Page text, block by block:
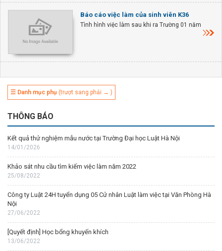
Báo cáo việc làm của sinh viên K36
Tình hình việc làm sau khi ra Trường 01 năm
☰ Danh mục phụ (trượt sang phải → )
THÔNG BÁO
Kết quả thử nghiệm mẫu nước tại Trường Đại học Luật Hà Nội
14/01/2026
Khảo sát nhu cầu tìm kiếm việc làm năm 2022
25/08/2022
Công ty Luật 24H tuyển dụng 05 Cử nhân Luật làm việc tại Văn Phòng Hà
Nội
27/06/2022
[Quyết định] Học bổng khuyến khích
13/06/2022